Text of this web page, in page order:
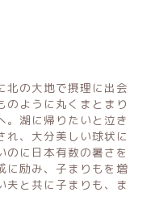
北の大地で摂理に出会
のように丸くまとまり
。湖に帰りたいと泣き
れ、大分美しい球状に
のに日本有数の暑さを
に励み、子まりもを増
夫と共に子まりも、ま